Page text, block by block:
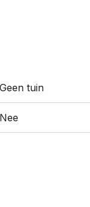
Geen tuin
Nee